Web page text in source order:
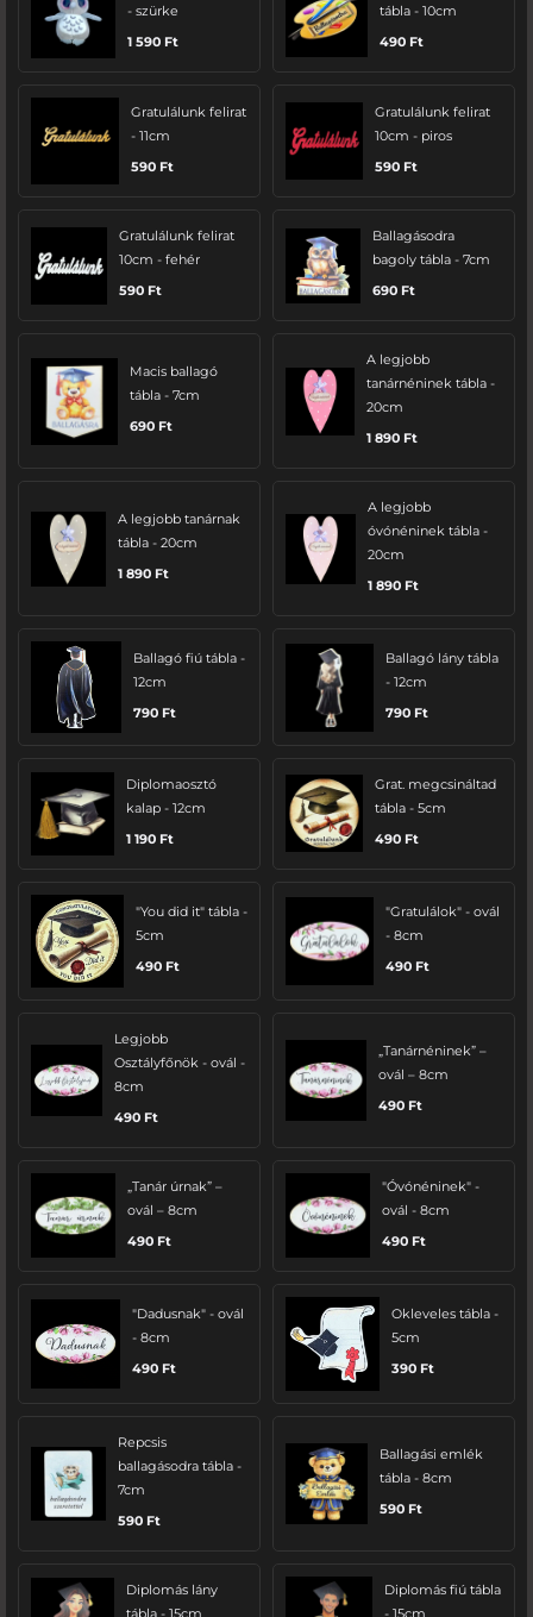
- szürke
1 590 Ft
tábla - 10cm
490 Ft
Gratulálunk felirat
- 11cm
590 Ft
Gratulálunk felirat
10cm - piros
590 Ft
Gratulálunk felirat
10cm - fehér
590 Ft
Ballagásodra
bagoly tábla - 7cm
690 Ft
Macis ballagó
tábla - 7cm
690 Ft
A legjobb
tanárnéninek tábla -
20cm
1 890 Ft
A legjobb tanárnak
tábla - 20cm
1 890 Ft
A legjobb
óvónéninek tábla -
20cm
1 890 Ft
Ballagó fiú tábla -
12cm
790 Ft
Ballagó lány tábla
- 12cm
790 Ft
Diplomaosztó
kalap - 12cm
1 190 Ft
Grat. megcsináltad
tábla - 5cm
490 Ft
"You did it" tábla -
5cm
490 Ft
"Gratulálok" - ovál
- 8cm
490 Ft
Legjobb
Osztályfőnök - ovál -
8cm
490 Ft
„Tanárnéninek” –
ovál – 8cm
490 Ft
„Tanár úrnak” –
ovál – 8cm
490 Ft
"Óvónéninek" -
ovál - 8cm
490 Ft
"Dadusnak" - ovál
- 8cm
490 Ft
Okleveles tábla -
5cm
390 Ft
Repcsis
ballagásodra tábla -
7cm
590 Ft
Ballagási emlék
tábla - 8cm
590 Ft
Diplomás lány
Diplomás fiú tábla